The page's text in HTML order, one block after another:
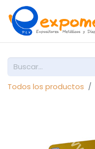
Todos los productos